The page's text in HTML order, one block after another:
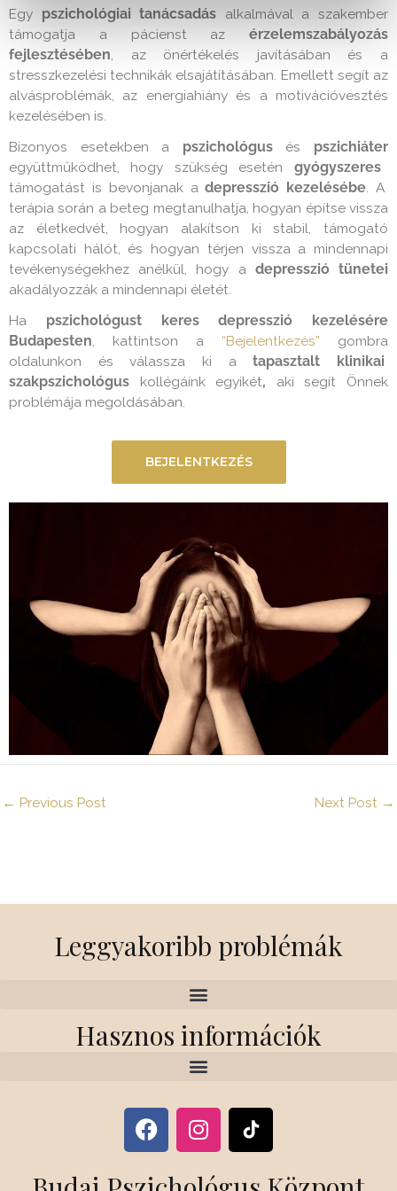
Egy pszichológiai tanácsadás alkalmával a szakember
támogatja a pácienst az érzelemszabályozás
fejlesztésében, az önértékelés javításában és a
stresszkezelési technikák elsajátításában. Emellett segít az
alvásproblémák, az energiahiány és a motivációvesztés
kezelésében is.
Bizonyos esetekben a pszichológusés pszichiáter
együttműködhet, hogy szükség esetén gyógyszeres
támogatást is bevonjanak adepresszió kezelésébe. A
terápia során a beteg megtanulhatja, hogyan építse vissza
az életkedvét, hogyan alakítson ki stabil, támogató
kapcsolati hálót, és hogyan térjen vissza a mindennapi
tevékenységekhez anélkül, hogy a depresszió tünetei
akadályozzák a mindennapi életét.
Ha pszichológust keres depresszió kezelésére
Budapesten, kattintson a “Bejelentkezés” gombra
oldalunkon és válassza ki atapasztalt klinikai
szakpszichológus kollégáink egyikét, aki segít Önnek
problémája megoldásában.
BEJELENTKEZÉS
← Previous Post Next Post →
Leggyakoribb problémák
Hasznos információk
F
a
e
I
n
t